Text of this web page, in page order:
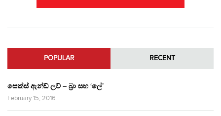
POPULAR RECENT
සෙක්ස් ඇන්ඩ් ලව් – බ්‍රා සහ ‘ලේ’
February 15, 2016